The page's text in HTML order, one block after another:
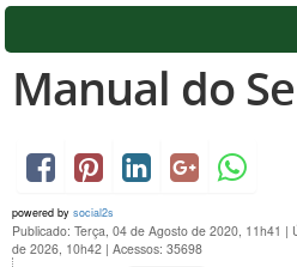
Manual do
powered by social2s
Publicado: Terça, 04 de Agosto de 2020, 11h41 |
de 2026, 10h42 | Acessos: 35698